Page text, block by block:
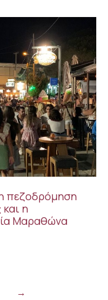
πεζοδρόμηση
η
Μαραθώνα
→